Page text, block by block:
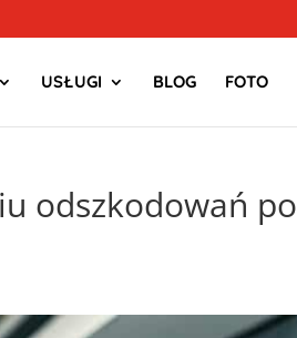
USŁUGI BLOG FOTO
odszkodowań po